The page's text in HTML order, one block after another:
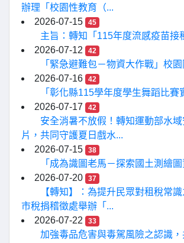
辦理「校園性教育（...
2026-07-15
45
主旨：轉知「115年度流感疫苗接
2026-07-12
42
「緊急避難包－物資大作戰」校
2026-07-16
42
「彰化縣115學年度學生舞蹈比賽
2026-07-17
42
安全消暑不放假！轉知運動部水
片，共同守護夏日戲水...
2026-07-15
38
「成為識圖老馬－探索國土測繪
2026-07-20
37
【轉知】：為提升民眾對租稅常
市稅捐稽徵處舉辦「...
2026-07-22
33
加強毒品危害與毒駕風險之認識